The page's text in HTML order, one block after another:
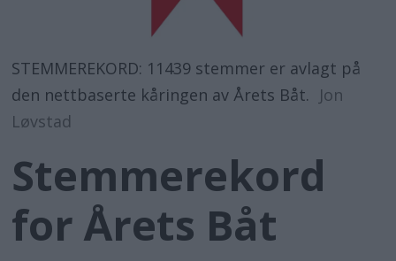
STEMMEREKORD: 11439 stemmer er avlagt på
den nettbaserte kåringen av Årets Båt.
Jon
Løvstad
Stemmerekord
for Årets Båt